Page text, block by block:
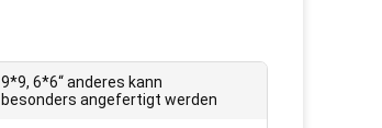
9*9, 6*6“ anderes kann
besonders angefertigt werden